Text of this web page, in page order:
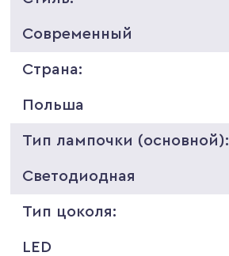
Современный
Страна:
Польша
Тип лампочки (основной):
Светодиодная
Тип цоколя:
LED